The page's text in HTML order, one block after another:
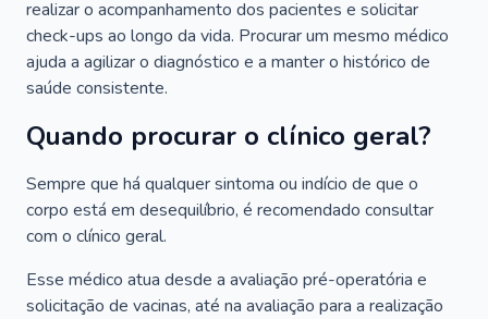
realizar o acompanhamento dos pacientes e solicitar
check-ups ao longo da vida. Procurar um mesmo médico
ajuda a agilizar o diagnóstico e a manter o histórico de
saúde consistente.
Quando procurar o clínico geral?
Sempre que há qualquer sintoma ou indício de que o
corpo está em desequilíbrio, é recomendado consultar
com o clínico geral.
Esse médico atua desde a avaliação pré-operatória e
solicitação de vacinas, até na avaliação para a realização